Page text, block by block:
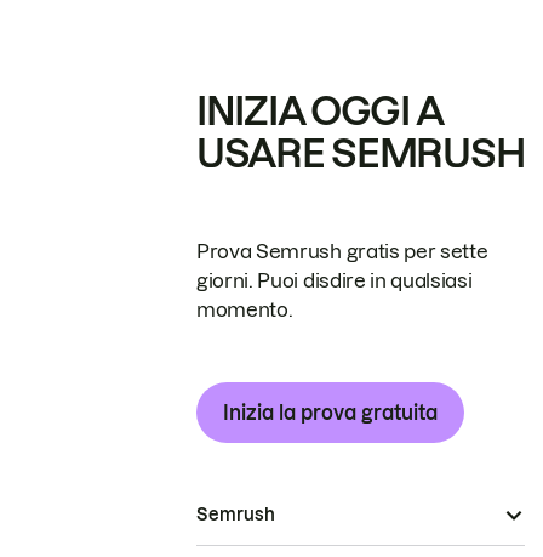
INIZIA OGGI A
USARE SEMRUSH
Prova Semrush gratis per sette
giorni. Puoi disdire in qualsiasi
momento.
Inizia la prova gratuita
Semrush